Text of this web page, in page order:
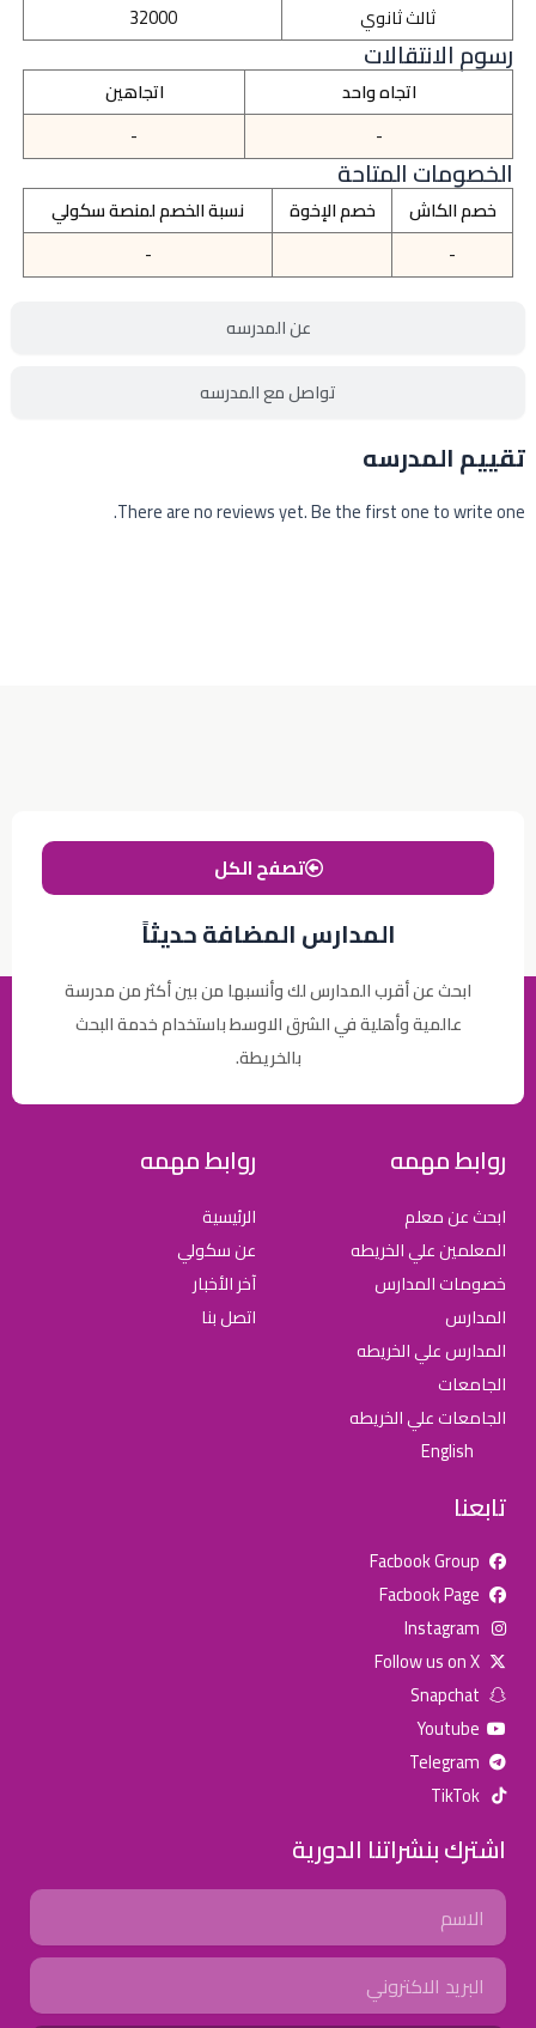
عن المدرسه
تواصل مع المدرسه
ثالث ثانوي
32000
رسوم الانتقالات
اتجاه واحد
اتجاهين
-
-
الخصومات المتاحة
خصم الكاش خصم الإخوة
نسبة الخصم لمنصة سكولي
-
-
تقييم المدرسه
There are no reviews yet. Be the first one to write one.
المدارس المضافة حديثاً
ابحث عن أقرب المدارس لك وأنسبها من بين أكثر من مدرسة
عالمية وأهلية في الشرق الاوسط باستخدام خدمة البحث
بالخريطة.
تصفح الكل
روابط مهمه
ابحث عن معلم
المعلمين علي الخريطه
خصومات المدارس
المدارس
المدارس علي الخريطه
الجامعات
الجامعات علي الخريطه
English
روابط مهمه
الرئيسية
عن سكولي
آخر الأخبار
اتصل بنا
تابعنا
Facbook Group
Facbook Page
Instagram
Follow us on X
Snapchat
Youtube
Telegram
TikTok
اشترك بنشراتنا الدورية
Name
Email
للإعلان على منصة سكولي وجروب مدارس عالمية وأهلية يشرفنا
جروب فيسبوك
تويتر (X) سناب شات يوتيوب